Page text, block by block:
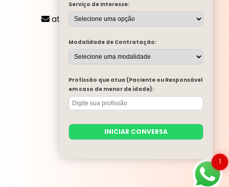
(11) 2424-8197
atendimento@mentalone.com.br
MENU
A MENTAL ONE
SERVIÇOS
BLOG
MENTAL ONE NA MÍDIA
TRABALHE CONOSCO
PARA EMPRESAS
CONTATO
CATEGORIAS
1
Serviço de Interesse:
Modalidade de Contratação:
Profissão que atua (Paciente ou Responsável
em caso de menor de idade):
INICIAR CONVERSA